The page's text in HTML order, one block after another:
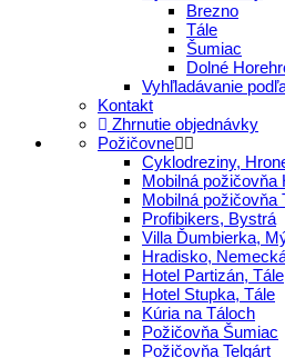
Brezno
Tále
Šumiac
Dolné
Vyhľladávanie
Kontakt
Zhrnutie objednávky
Požičovne
Cyklodreziny,
Mobilná požičovňa
Mobilná požičovňa
Profibikers, Bystrá
Villa Ďumbierka,
Hradisko,
Hotel Partizán, Tále
Hotel Stupka, Tále
Kúria na Táloch
Požičovňa Šumiac
Požičovňa Telgárt